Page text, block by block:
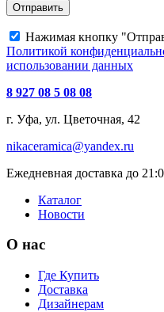
Отправить
Нажимая кнопку
Политикой
использовании данных
8 927 08 5 08 08
г. Уфа, ул. Цветочная, 42
nikaceramica@yandex.ru
Ежедневная доставка до
Каталог
Новости
О нас
Где Купить
Доставка
Дизайнерам